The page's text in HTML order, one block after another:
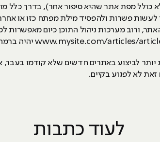
כולל מפת אתר שהיא סיפור אחר), בדרך כלל
לעשות פשרות ולהפסיד מילת מפתח כזו או
ורוב מערכות ניהול התוכן כיום
יותר לביצוע באתרים חדשים שלא קודמו בעבר,
לא לפגוע בקיים.
לעוד כתבות